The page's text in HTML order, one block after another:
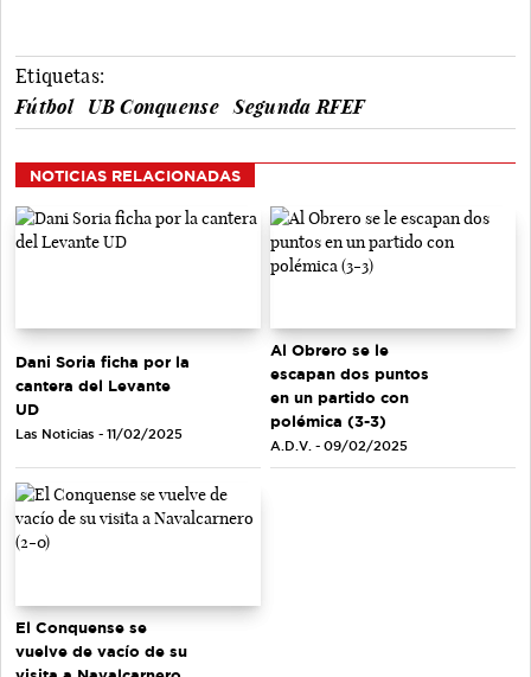
Etiquetas:
Fútbol
UB Conquense Segunda RFEF
NOTICIAS RELACIONADAS
Dani Soria ficha por la
cantera del Levante
UD
Las Noticias - 11/02/2025
Al Obrero se le
escapan dos puntos
en un partido con
polémica (3-3)
A.D.V. - 09/02/2025
El Conquense se
vuelve de vacío de su